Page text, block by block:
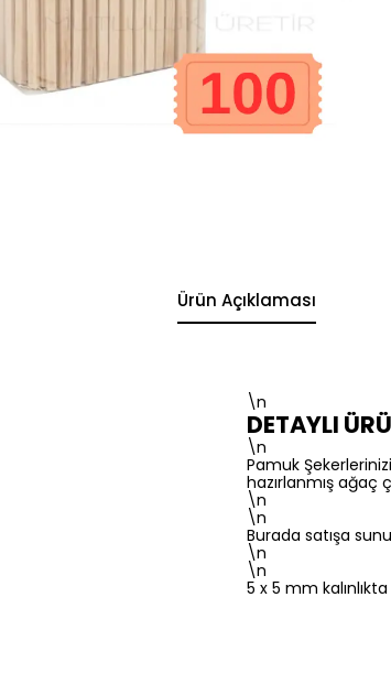
Ürün Açıklaması
\n
DETAYLI
\n
Pamuk
hazırlanmış ağaç
\n
\n
Burada satışa
\n
\n
5 x 5 mm